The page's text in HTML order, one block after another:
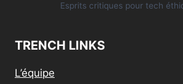
Esprits critiques pour tech
TRENCH LINKS
L’équipe